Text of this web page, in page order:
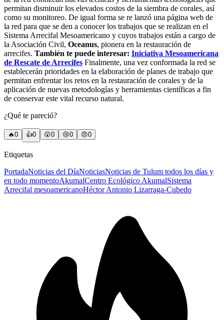
permitan disminuir los elevados costos de la siembra de corales, así
como su monitoreo. De igual forma se re lanzó una página web de
la red para que se den a conocer los trabajos que se realizan en el
Sistema Arrecifal Mesoamericano y cuyos trabajos están a cargo de
la Asociación Civil, Oceanus, pionera en la restauración de
arrecifes. También te puede interesar: Iniciativa Mesoamericana
de Rescate de Arrecifes Finalmente, una vez conformada la red se
establecerán prioridades en la elaboración de planes de trabajo que
permitan enfrentar los retos en la restauración de corales y de la
aplicación de nuevas metodologías y herramientas científicas a fin
de conservar este vital recurso natural.
¿Qué te pareció?
🔥0 👍0 😲0 😢0 😠0
Etiquetas
PortadaNoticias del DíaNoticiasNoticias de Tulum todos los días y
en todo momentoAkumalCentro Ecológico AkumalSistema
Arrecifal mesoamericanoHéctor Antonio Lizarraga-Cubedo